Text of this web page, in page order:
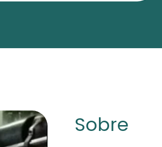
Sobre